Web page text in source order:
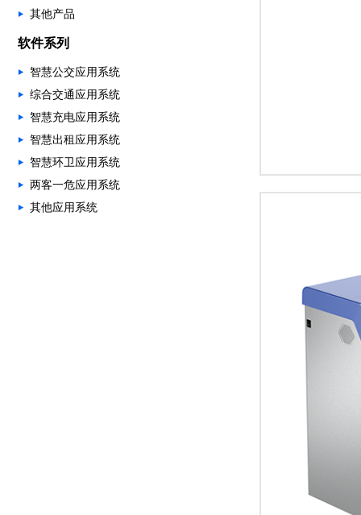
其他产品
软件系列
智慧公交应用系统
综合交通应用系统
智慧充电应用系统
智慧出租应用系统
智慧环卫应用系统
两客一危应用系统
其他应用系统